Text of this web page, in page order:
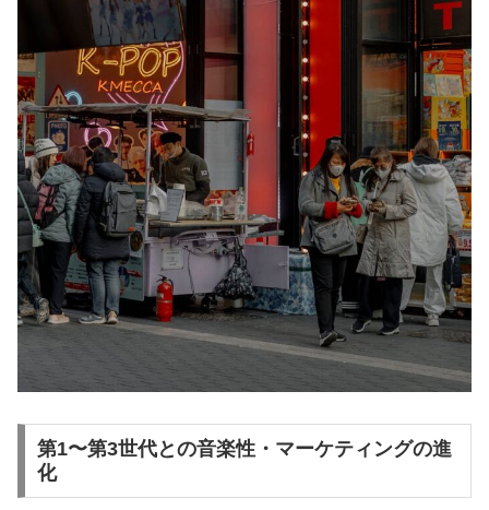
第1〜第3世代との音楽性・マーケティングの進
化